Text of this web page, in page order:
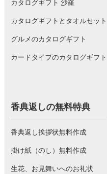
カタログギフト 沙羅
カタログギフトとタオルセット
グルメのカタログギフト
カードタイプのカタログギフト
香典返しの無料特典
香典返し挨拶状無料作成
掛け紙（のし）無料作成
生花、お見舞いへのお礼状